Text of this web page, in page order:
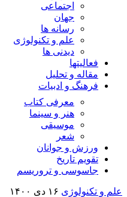
اجتماعی
جهان
رسانه ها
علم و تکنولوژی
دیدنی ها
فعالیتها
مقاله و تحلیل
فرهنگ و ادبیات
معرفی کتاب
هنر و سینما
موسیقی
شعر
ورزش و جوانان
تقویم تاريخ
جاسوسی و تروریسم
علم و تکنولوژی ۱۶ دی ۱۴۰۰